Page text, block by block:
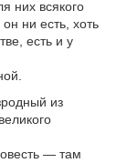
них всякого
ни есть, хоть
есть и у
из
— там